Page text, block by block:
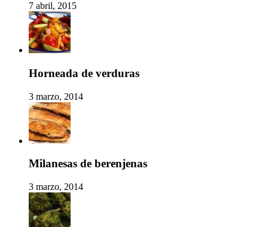
7 abril, 2015
Horneada de verduras
3 marzo, 2014
Milanesas de berenjenas
3 marzo, 2014